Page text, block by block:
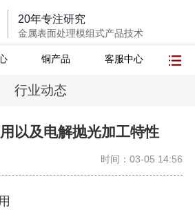
20年专注研究
金属表面处理模组式产品技术
铜产品 客服中心
行业动态
以及电解抛光加工特性
时间：03-05 14:56